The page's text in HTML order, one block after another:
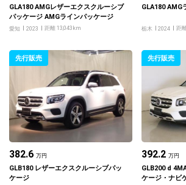
GLA180 AMGレザーエクスクルーシブ
パッケージ AMGラインパッケージ
愛知 2023 距離 13,043km
GLA180 AMG
栃木 2024 距
先行販売
382.6 万円
GLB180 レザーエクスクルーシブパッ
ケージ
先行販売
392.2 万円
GLB200 d
ケージ・ナビ